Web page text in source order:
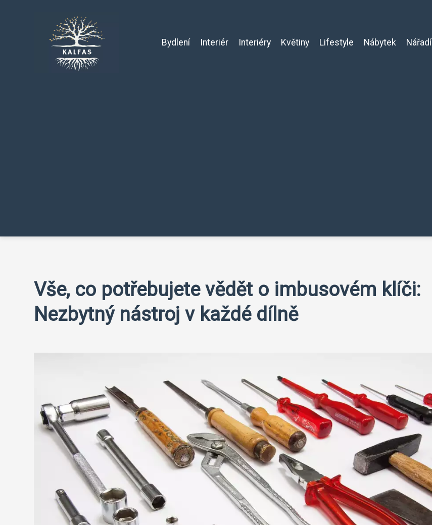
Bydlení Interiér Interiéry Květiny Lifestyle Nábytek Nářadí
Vše, co potřebujete vědět o imbusovém klíči:
Nezbytný nástroj v každé dílně